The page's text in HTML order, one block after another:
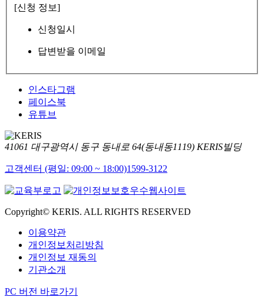
[신청 정보]
신청일시
답변받을 이메일
인스타그램
페이스북
유튜브
41061 대구광역시 동구 동내로 64(동내동1119) KERIS빌딩
고객센터 (평일: 09:00 ~ 18:00)1599-3122
Copyright© KERIS. ALL RIGHTS RESERVED
이용약관
개인정보처리방침
개인정보 재동의
기관소개
PC 버전 바로가기